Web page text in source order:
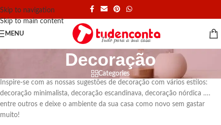
Skip to navigation
Skip to main content
MENU
Decoração
Categories
Inspire-se com as nossas sugestões de decoração com vários estilos:
decoração minimalista, decoração escandinava, decoração nórdica ….
entre outros e deixe o ambiente da sua casa como novo sem gastar
muito!